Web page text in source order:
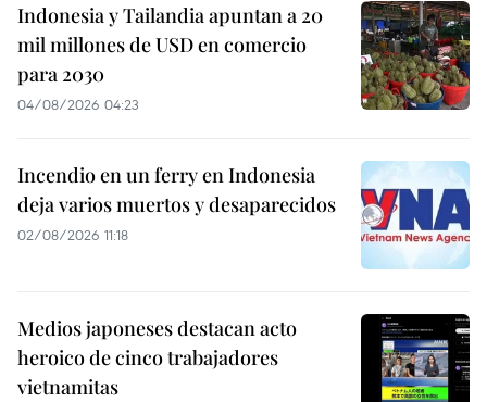
Indonesia y Tailandia apuntan a 20
mil millones de USD en comercio
para 2030
04/08/2026 04:23
Incendio en un ferry en Indonesia
deja varios muertos y desaparecidos
02/08/2026 11:18
Medios japoneses destacan acto
heroico de cinco trabajadores
vietnamitas